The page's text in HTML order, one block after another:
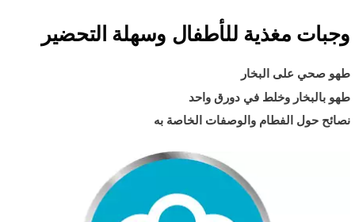
وجبات مغذية للأطفال وسهلة التحضير
طهو صحي على البخار
طهو بالبخار وخلط في دورق واحد
نصائح حول الفطام والوصفات الخاصة به